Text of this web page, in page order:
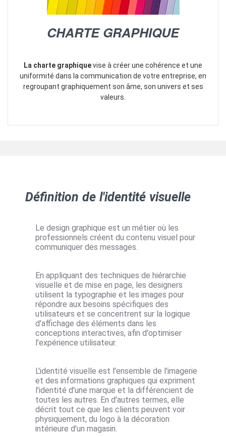
CHARTE GRAPHIQUE
La charte graphiquevise à créer une cohérence et une
uniformité dans la communication de votre entreprise, en
regroupant graphiquement son âme, son univers et ses
valeurs.
Définition de l'identité visuelle
Le design graphique est un métier où les
professionnels créent du contenu visuel pour
communiquer des messages.
En appliquant des techniques de hiérarchie
visuelle et de mise en page, les designers
utilisent la typographie et les images pour
répondre aux besoins spécifiques des
utilisateurs et se concentrent sur la logique
d'affichage des éléments dans les
conceptions interactives, afin d'optimiser
l'expérience utilisateur.
L'identité visuelle est l'ensemble de l'imagerie
et des informations graphiques qui expriment
l'identité d'une marque et la différencient de
toutes les autres. En d'autres termes, elle
décrit tout ce que les clients peuvent voir
physiquement, du logo à la décoration
intérieure d'un magasin.